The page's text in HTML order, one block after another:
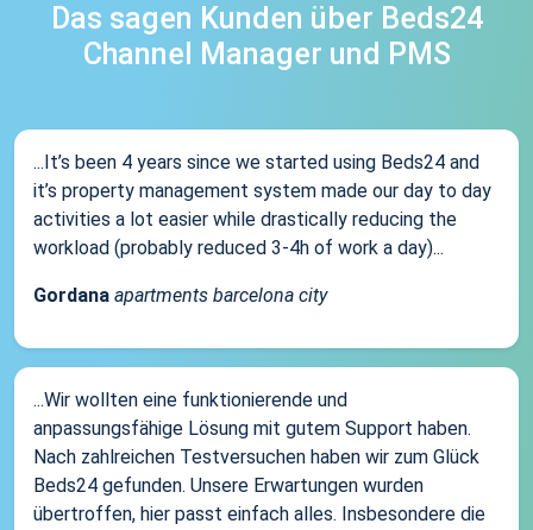
Das sagen Kunden über Beds24
Channel Manager und PMS
...It’s been 4 years since we started using Beds24 and
it’s property management system made our day to day
activities a lot easier while drastically reducing the
workload (probably reduced 3-4h of work a day)...
Gordana apartments barcelona city
...Wir wollten eine funktionierende und
anpassungsfähige Lösung mit gutem Support haben.
Nach zahlreichen Testversuchen haben wir zum Glück
Beds24 gefunden. Unsere Erwartungen wurden
übertroffen, hier passt einfach alles. Insbesondere die